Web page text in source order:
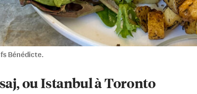
Bénédicte.
ou Istanbul à Toronto